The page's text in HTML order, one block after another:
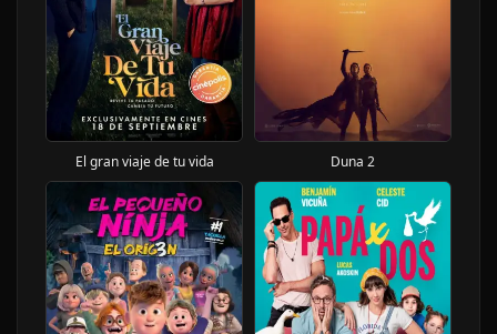
El gran viaje de tu vida Duna 2